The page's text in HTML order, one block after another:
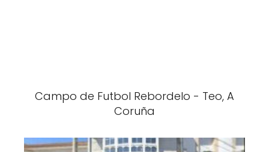
Campo de Futbol Rebordelo - Teo, A
Coruña